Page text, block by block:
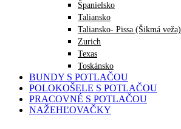
Španielsko
Taliansko
Taliansko- Pissa (Šikmá veža)
Zurich
Texas
Toskánsko
BUNDY S POTLAČOU
POLOKOŠELE S POTLAČOU
PRACOVNÉ S POTLAČOU
NAŽEHĽOVAČKY